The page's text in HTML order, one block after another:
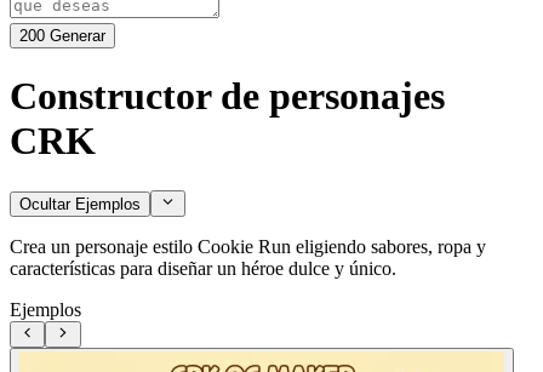
200 Generar
Constructor de personajes
CRK
Ocultar Ejemplos
Crea un personaje estilo Cookie Run eligiendo sabores, ropa y
características para diseñar un héroe dulce y único.
Ejemplos